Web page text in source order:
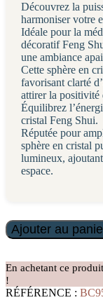
Découvrez la
harmoniser votre
Idéale pour la
décoratif Feng
une ambiance
Cette sphère en
favorisant clarté
attirer la positivité
Équilibrez
cristal Feng Shui.
Réputée pour
sphère en cristal
lumineux,
espace.
quantité
de
et
Boule
de
Ajouter au
En achetant ce
!
RÉFÉRENCE :